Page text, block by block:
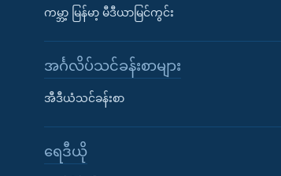
ကမ္ဘာ့ မြန်မာ့ မီဒီယာမြင်ကွင်း
အင်္ဂလိပ်သင်ခန်းစာများ
အီဒီယံသင်ခန်းစာ
ရေဒီယို